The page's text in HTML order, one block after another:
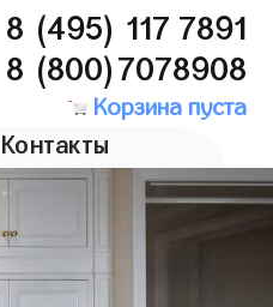
8 (495) 117 7891
8 (800)7078908
Корзина пуста
Контакты